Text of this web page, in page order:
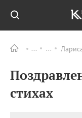
стихах